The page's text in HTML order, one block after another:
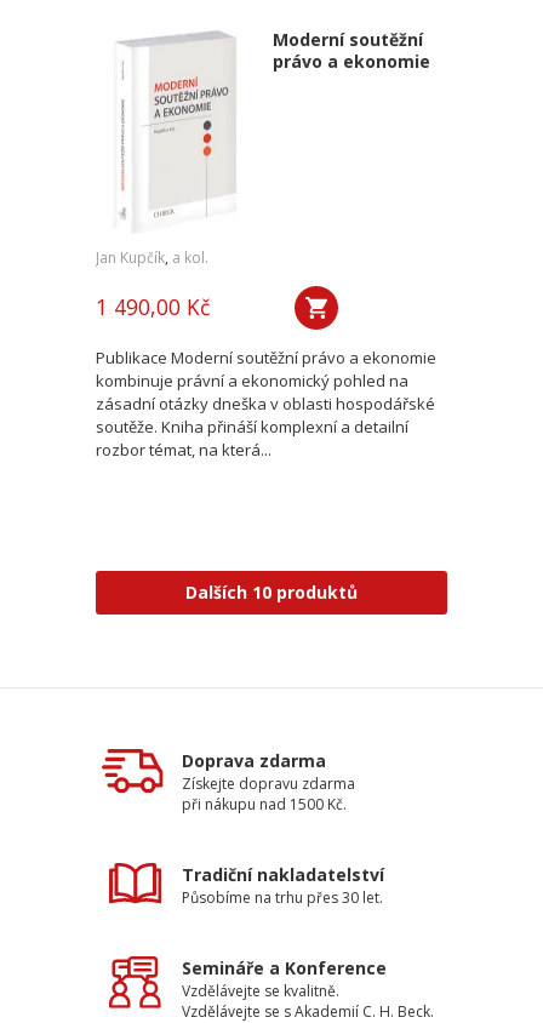
Moderní soutěžní
právo a ekonomie
Jan Kupčík, a kol.
1 490,00 Kč
Publikace Moderní soutěžní právo a ekonomie
kombinuje právní a ekonomický pohled na
zásadní otázky dneška v oblasti hospodářské
soutěže. Kniha přináší komplexní a detailní
rozbor témat, na která...
Dalších 10 produktů
Doprava zdarma
Získejte dopravu zdarma
při nákupu nad 1500 Kč.
Tradiční nakladatelství
Působíme na trhu přes 30 let.
Semináře a Konference
Vzdělávejte se kvalitně.
Vzdělávejte se s Akademií C. H. Beck.